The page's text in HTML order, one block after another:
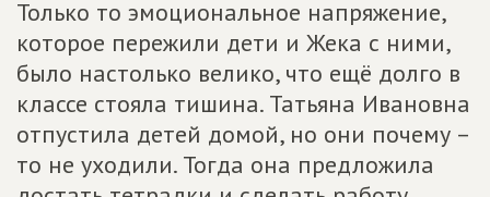
Только то эмоциональное напряжение,
которое пережили дети и Жека с ними,
было настолько велико, что ещё долго в
классе стояла тишина. Татьяна Ивановна
отпустила детей домой, но они почему –
то не уходили. Тогда она предложила